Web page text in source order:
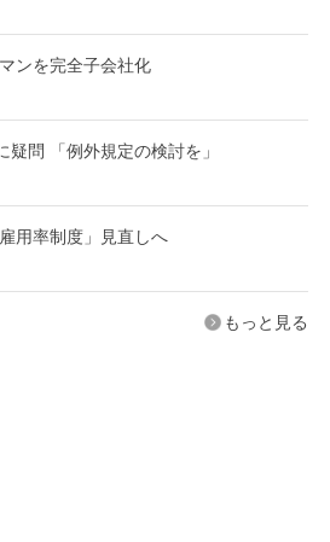
ンを完全子会社化
疑問 「例外規定の検討を」
用率制度」見直しへ
もっと見る